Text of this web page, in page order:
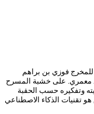
فوزي بن براهم
معمري. على خشبة المسرح
وتفكيره حسب الحقبة
هو تقنيات الذكاء الاصطناعي